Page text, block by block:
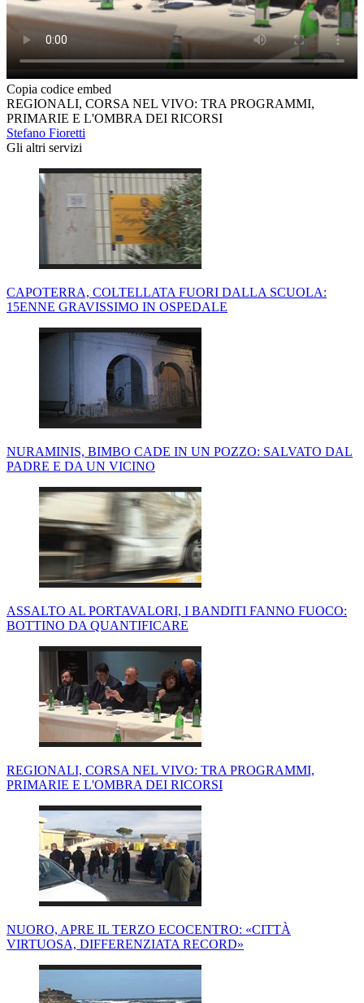
Copia codice embed
REGIONALI, CORSA NEL VIVO: TRA PROGRAMMI,
PRIMARIE E L'OMBRA DEI RICORSI
Stefano Fioretti
Gli altri servizi
CAPOTERRA, COLTELLATA FUORI DALLA SCUOLA:
15ENNE GRAVISSIMO IN OSPEDALE
NURAMINIS, BIMBO CADE IN UN POZZO: SALVATO DAL
PADRE E DA UN VICINO
ASSALTO AL PORTAVALORI, I BANDITI FANNO FUOCO:
BOTTINO DA QUANTIFICARE
REGIONALI, CORSA NEL VIVO: TRA PROGRAMMI,
PRIMARIE E L'OMBRA DEI RICORSI
NUORO, APRE IL TERZO ECOCENTRO: «CITTÀ
VIRTUOSA, DIFFERENZIATA RECORD»